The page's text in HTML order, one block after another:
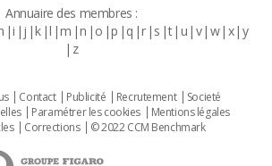
Annuaire des membres :
i j k l m n o p q r s t u v w x y
z
Contact Publicité Recrutement
Societé
Paramétrer les cookies
Mentions légales
Corrections © 2022 CCM Benchmark